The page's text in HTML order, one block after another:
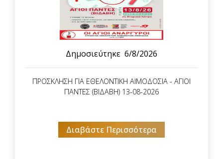
Δημοσιεύτηκε 6/8/2026
ΠΡΟΣΚΛΗΣΗ ΓΙΑ ΕΘΕΛΟΝΤΙΚΗ ΑΙΜΟΔΟΣΙΑ - ΑΓΙΟΙ
ΠΑΝΤΕΣ (ΒΙΔΑΒΗ) 13-08-2026
Διαβάστε Περισσότερα